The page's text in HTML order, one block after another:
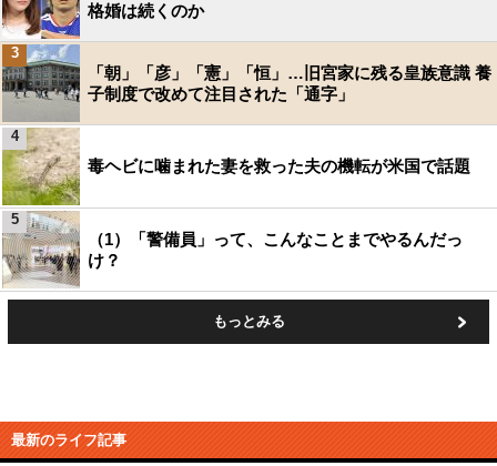
格婚は続くのか
「朝」「彦」「憲」「恒」…旧宮家に残る皇族意識 養
子制度で改めて注目された「通字」
3
毒ヘビに噛まれた妻を救った夫の機転が米国で話題
4
（1）「警備員」って、こんなことまでやるんだっ
け？
5
もっとみる
最新のライフ記事